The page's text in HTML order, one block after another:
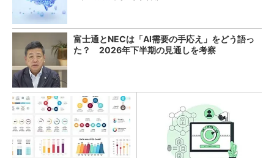
富士通とNECは「AI需要の手応え」をどう語っ
た？ 2026年下半期の見通しを考察